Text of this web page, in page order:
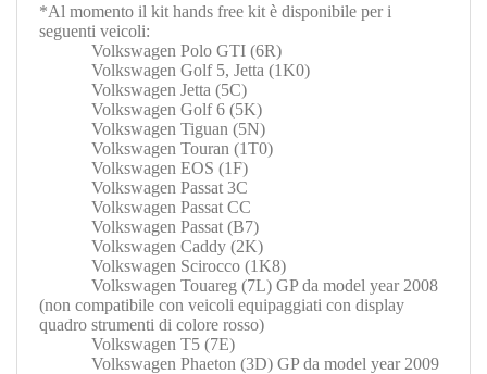
*Al momento il kit hands free kit è disponibile per i
seguenti veicoli:
Volkswagen Polo GTI (6R)
Volkswagen Golf 5, Jetta (1K0)
Volkswagen Jetta (5C)
Volkswagen Golf 6 (5K)
Volkswagen Tiguan (5N)
Volkswagen Touran (1T0)
Volkswagen EOS (1F)
Volkswagen Passat 3C
Volkswagen Passat CC
Volkswagen Passat (B7)
Volkswagen Caddy (2K)
Volkswagen Scirocco (1K8)
Volkswagen Touareg (7L) GP da model year 2008
(non compatibile con veicoli equipaggiati con display
quadro strumenti di colore rosso)
Volkswagen T5 (7E)
Volkswagen Phaeton (3D) GP da model year 2009